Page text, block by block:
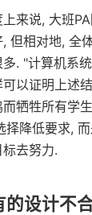
来说, 大班
但相对地, 全
. "计算机系
以证明上述
牺牲所有学
择降低要求,
去努力.
的设计不